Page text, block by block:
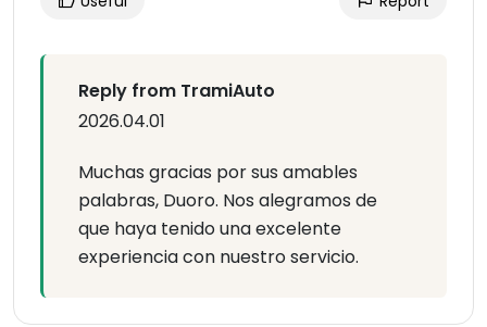
Reply from TramiAuto
2026.04.01
Muchas gracias por sus amables
palabras, Duoro. Nos alegramos de
que haya tenido una excelente
experiencia con nuestro servicio.